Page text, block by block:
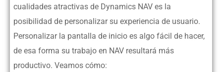
cualidades atractivas de Dynamics NAV es la
posibilidad de personalizar su experiencia de usuario.
Personalizar la pantalla de inicio es algo fácil de hacer,
de esa forma su trabajo en NAV resultará más
productivo. Veamos cómo: